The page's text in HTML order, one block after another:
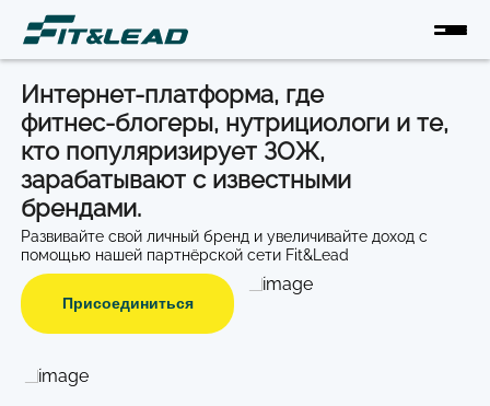
Интернет-платформа, где
фитнес‑блогеры, нутрициологи и те,
кто популяризирует ЗОЖ,
зарабатывают c известными
брендами.
Развивайте свой личный бренд и увеличивайте доход с
помощью нашей партнёрской сети Fit&Lead
Присоединиться